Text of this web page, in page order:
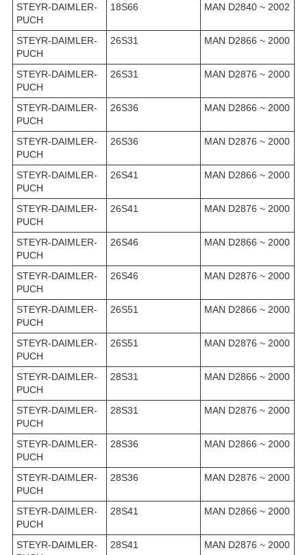
STEYR-DAIMLER-
PUCH
18S66 MAN D2840 ~ 2002
STEYR-DAIMLER-
PUCH
26S31 MAN D2866 ~ 2000
STEYR-DAIMLER-
PUCH
26S31 MAN D2876 ~ 2000
STEYR-DAIMLER-
PUCH
26S36 MAN D2866 ~ 2000
STEYR-DAIMLER-
PUCH
26S36 MAN D2876 ~ 2000
STEYR-DAIMLER-
PUCH
26S41 MAN D2866 ~ 2000
STEYR-DAIMLER-
PUCH
26S41 MAN D2876 ~ 2000
STEYR-DAIMLER-
PUCH
26S46 MAN D2866 ~ 2000
STEYR-DAIMLER-
PUCH
26S46 MAN D2876 ~ 2000
STEYR-DAIMLER-
PUCH
26S51 MAN D2866 ~ 2000
STEYR-DAIMLER-
PUCH
26S51 MAN D2876 ~ 2000
STEYR-DAIMLER-
PUCH
28S31 MAN D2866 ~ 2000
STEYR-DAIMLER-
PUCH
28S31 MAN D2876 ~ 2000
STEYR-DAIMLER-
PUCH
28S36 MAN D2866 ~ 2000
STEYR-DAIMLER-
PUCH
28S36 MAN D2876 ~ 2000
STEYR-DAIMLER-
PUCH
28S41 MAN D2866 ~ 2000
STEYR-DAIMLER-
28S41 MAN D2876 ~ 2000